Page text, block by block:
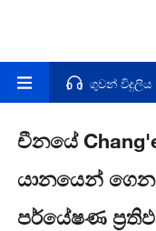
ගුවන් විදුලිය
චීනයේ
යානයෙන්
පර්යේෂණ